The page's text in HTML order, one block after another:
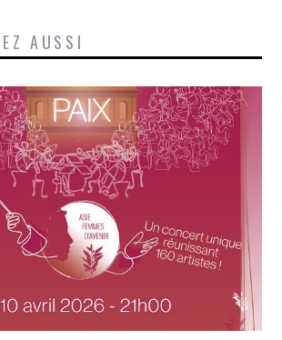
AUSSI